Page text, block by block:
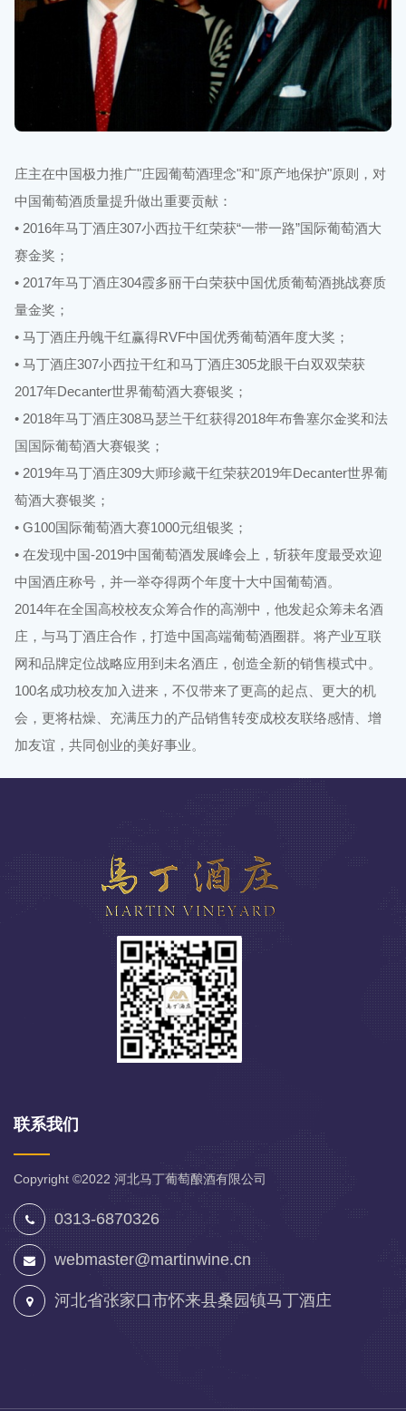
庄主在中国极力推广"庄园葡萄酒理念"和"原产地保护"原则，对
中国葡萄酒质量提升做出重要贡献：
• 2016年马丁酒庄307小西拉干红荣获“一带一路”国际葡萄酒大
赛金奖；
• 2017年马丁酒庄304霞多丽干白荣获中国优质葡萄酒挑战赛质
量金奖；
• 马丁酒庄丹魄干红赢得RVF中国优秀葡萄酒年度大奖；
• 马丁酒庄307小西拉干红和马丁酒庄305龙眼干白双双荣获
2017年Decanter世界葡萄酒大赛银奖；
• 2018年马丁酒庄308马瑟兰干红获得2018年布鲁塞尔金奖和法
国国际葡萄酒大赛银奖；
• 2019年马丁酒庄309大师珍藏干红荣获2019年Decanter世界葡
萄酒大赛银奖；
• G100国际葡萄酒大赛1000元组银奖；
• 在发现中国-2019中国葡萄酒发展峰会上，斩获年度最受欢迎
中国酒庄称号，并一举夺得两个年度十大中国葡萄酒。
2014年在全国高校校友众筹合作的高潮中，他发起众筹未名酒
庄，与马丁酒庄合作，打造中国高端葡萄酒圈群。将产业互联
网和品牌定位战略应用到未名酒庄，创造全新的销售模式中。
100名成功校友加入进来，不仅带来了更高的起点、更大的机
会，更将枯燥、充满压力的产品销售转变成校友联络感情、增
加友谊，共同创业的美好事业。
联系我们
Copyright ©2022 河北马丁葡萄酿酒有限公司
0313-6870326
webmaster@martinwine.cn
河北省张家口市怀来县桑园镇马丁酒庄